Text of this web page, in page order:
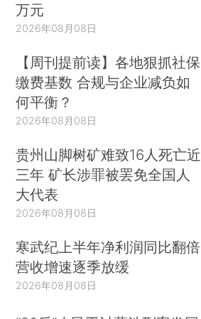
万元
2026年08月08日
【周刊提前读】各地狠抓社保
缴费基数 合规与企业减负如
何平衡？
2026年08月08日
贵州山脚树矿难致16人死亡近
三年 矿长涉罪被罢免全国人
大代表
2026年08月08日
寒武纪上半年净利润同比翻倍
营收增速逐季放缓
2026年08月08日